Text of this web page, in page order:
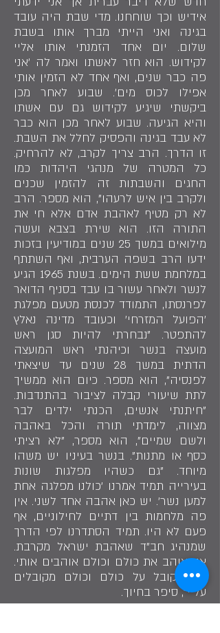
אידיש וכך שוחחנו. מדי שבת היה עובד
בגינה ואני הייתי מברך אותו בשבת
שלום. יום אחד הזמנתי אותו אליי
לקידוש. הוא חזר לאשתו ואמר לה 'אני
פה כבר שנים, ואף אחד לא הזמין אותי
אפילו לכוס מים'. שבוע לאחר מכן
ביקשתי שיגיע לקידוש גם עם אשתו
והיא הגיעה. שבוע לאחר מכן הוא כבר
לא עבד בגינה והפסיק לחלל את השבת.
זו הדרך. הרב צריך לקרב, לא להרחיק.
כל המטרה של מנהגי היהדות כמו
החגים והשבתות זה להזמין שכנים
ולקרב בין איש לרעהו", הוא מספר. הרב
לא רק מטיף לאהבת אדם אלא חי את
התורה הזו. הוא שירת בצבא ועשה
מילואים במשך 25 שנים במודיעין בזכות
ידעו הרב בשפה הערבית, ואף השתתף
במלחמת ששת הימים. בשנת 1965 הגיע
לנשר ולאחר עשור בו עבד בסניף הדואר
לפרנסתו, התמודד לכנסת מטעם מפלגת
'הפועל המזרחי' וכעובד מדינה נאלץ
להתפטר. "נבחרתי להיות סגן ראש
מועצה בנשר וכיהנתי ראש המועצה
הדתית במשך 28 שנים עד שיצאתי
לפנסיה", הוא מספר. כיום הוא ממשיך
לתת שיעורי קבלה לציבור בהתנדבות.
"חיתנתי אנשים, הכנתי ילדים לבר
מצווה, לימדתי תורה והכל באהבה
ולשם שמיים", הוא מספר, "לא רציתי
כסף או מתנות". בנשר בעיניו יש משהו
מיוחד. "גם כשהיו מפלגות שונות
בעירייה תמיד אמרנו 'כולנו מפלגה אחת
למען נשר'. יש כאן אהבה אחד לשני. אין
פה מלחמות בין דתיים לחילוניים, אף
פעם לא היו. תמיד הסתדרנו לפי הדרך
שמנהיג חב"ד שאהבת ישראל מקרבת.
אני אוהב את כולם וכולם אוהבים אותי.
אני מקובל על כולם וכולם מקובלים
עליי", סיפר בחיוך.